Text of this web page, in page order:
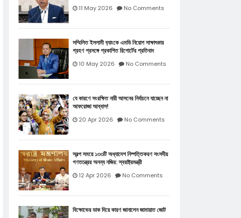
11 May 2026 No Comments
সম্মিলিত ইসলামী ব‍্যাংকে এমডি নিয়োগ সাক্ষাৎকার
গ্রহণ প্রসঙ্গে প্রকাশিত রিপোর্টের প্রতিবাদ
10 May 2026 No Comments
যে কারণে সংরক্ষিত নারী আসনের নির্বাচনে যাচ্ছেন না
আফরোজা আব্বাস!
20 Apr 2026 No Comments
স্বল্প সময়ে ১৩৩টি অধ্যাদেশ নিষ্পত্তিকরণ সংসদীয়
গণতন্ত্রের অনন্য নজির: স্বরাষ্ট্রমন্ত্রী
12 Apr 2026 No Comments
বিক্ষোভের ডাক দিয়ে কারণ জানালেন জামায়াত জোট